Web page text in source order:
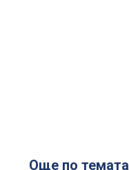
Още по темата